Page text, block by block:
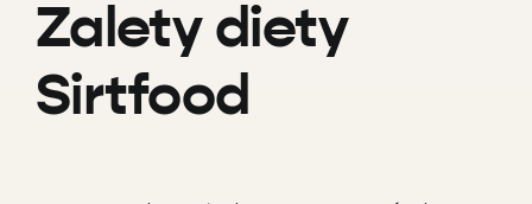
Zalety diety
Sirtfood